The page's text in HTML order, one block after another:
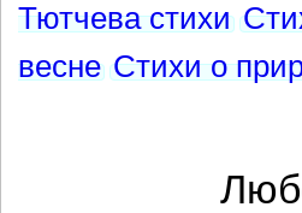
Тютчева стихи
весне Стихи о
Любовь